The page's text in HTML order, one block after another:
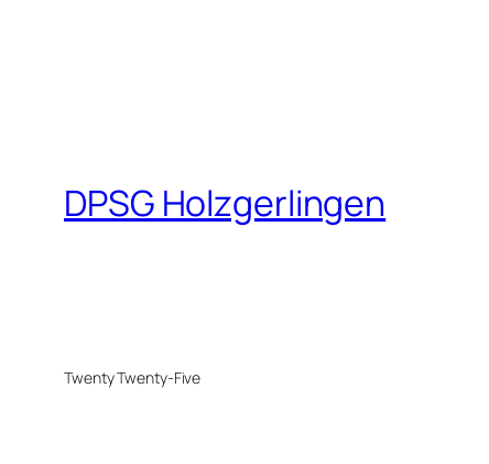
DPSG Holzgerlingen
Twenty Twenty-Five